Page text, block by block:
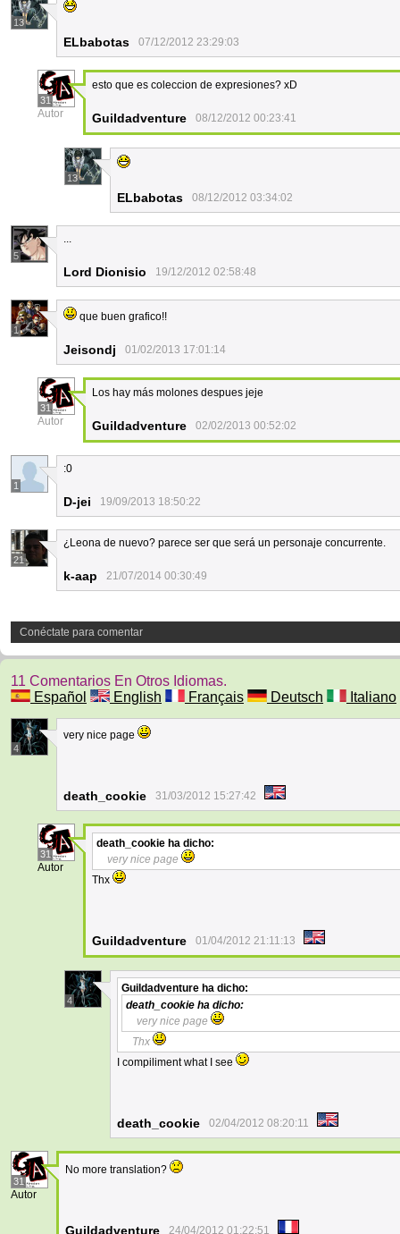
13
ELbabotas 07/12/2012 23:29:03
31
Autor
esto que es coleccion de expresiones? xD
Guildadventure 08/12/2012 00:23:41
13
ELbabotas 08/12/2012 03:34:02
5
...
Lord Dionisio 19/12/2012 02:58:48
1
que buen grafico!!
Jeisondj 01/02/2013 17:01:14
31
Autor
Los hay más molones despues jeje
Guildadventure 02/02/2013 00:52:02
1
:0
D-jei 19/09/2013 18:50:22
21
¿Leona de nuevo? parece ser que será un personaje concurrente.
k-aap 21/07/2014 00:30:49
Conéctate para comentar
11 Comentarios En Otros Idiomas.
Español
English Français Deutsch Italiano
4
very nice page
death_cookie 31/03/2012 15:27:42
31
Autor
death_cookie ha dicho:
very nice page
Thx
Guildadventure 01/04/2012 21:11:13
4
Guildadventure ha dicho:
death_cookie ha dicho:
very nice page
Thx
I compiliment what I see
death_cookie 02/04/2012 08:20:11
31
Autor
No more translation?
Guildadventure 24/04/2012 01:22:51